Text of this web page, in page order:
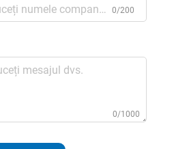
0/200
0/1000